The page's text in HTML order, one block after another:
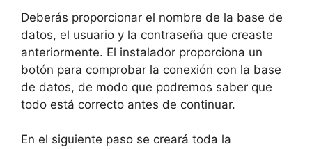
Deberás proporcionar el nombre de la base de
datos, el usuario y la contraseña que creaste
anteriormente. El instalador proporciona un
botón para comprobar la conexión con la base
de datos, de modo que podremos saber que
todo está correcto antes de continuar.
En el siguiente paso se creará toda la